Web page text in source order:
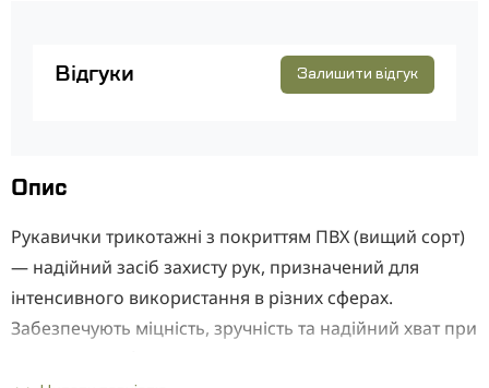
Відгуки Залишити відгук
Опис
Рукавички трикотажні з покриттям ПВХ (вищий сорт)
— надійний засіб захисту рук, призначений для
інтенсивного використання в різних сферах.
Забезпечують міцність, зручність та надійний хват при